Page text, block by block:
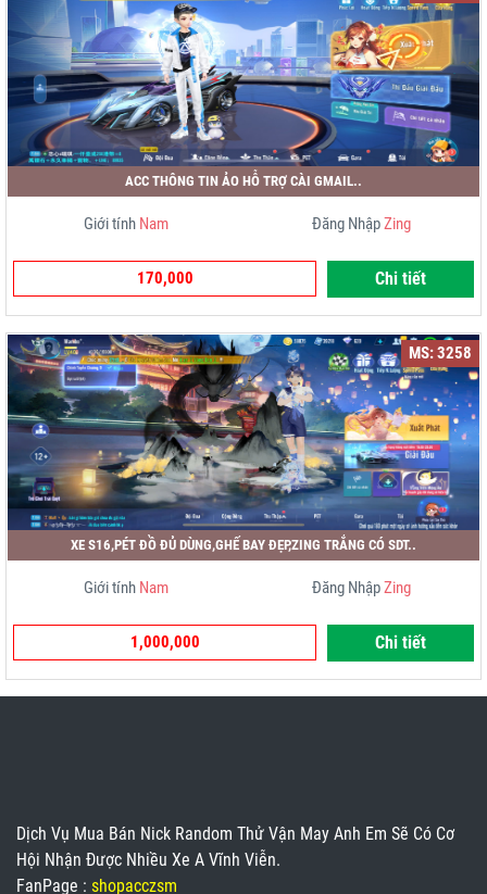
ACC THÔNG TIN ẢO HỖ TRỢ CÀI GMAIL..
Giới tính Nam Đăng NhậpZing
170,000 Chi tiết
MS: 3258
XE S16,PÉT ĐỒ ĐỦ DÙNG,GHẾ BAY ĐẸP,ZING TRẮNG CÓ SDT..
Giới tính Nam Đăng NhậpZing
1,000,000 Chi tiết
Dịch Vụ Mua Bán Nick Random Thử Vận May Anh Em Sẽ Có Cơ
Hội Nhận Được Nhiều Xe A Vĩnh Viễn.
FanPage : shopacczsm